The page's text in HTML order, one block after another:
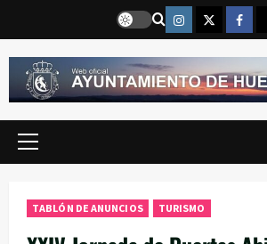
contenido
Instragram
Twitter
Menú
TABLÓN DE ANUNCIOS TURISMO